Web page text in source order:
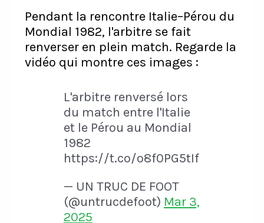
Pendant la rencontre Italie–Pérou du
Mondial 1982, l'arbitre se fait
renverser en plein match. Regarde la
vidéo qui montre ces images :
L'arbitre renversé lors
du match entre l'Italie
et le Pérou au Mondial
1982
https://t.co/o8f0PG5tIf
— UN TRUC DE FOOT
(@untrucdefoot) Mar 3,
2025